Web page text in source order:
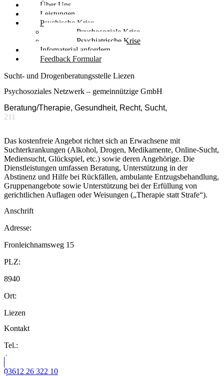
Über Uns
Leistungen
Psychische Krise
Psychosoziale Krise
Psychiatrische Krise
Infomaterial anfordern
Feedback Formular
Sucht- und Drogenberatungsstelle Liezen
Psychosoziales Netzwerk – gemeinnützige GmbH
Beratung/Therapie, Gesundheit, Recht, Sucht,
211
Das kostenfreie Angebot richtet sich an Erwachsene mit
Suchterkrankungen (Alkohol, Drogen, Medikamente, Online-Sucht,
Mediensucht, Glückspiel, etc.) sowie deren Angehörige. Die
Dienstleistungen umfassen Beratung, Unterstützung in der
Abstinenz und Hilfe bei Rückfällen, ambulante Entzugsbehandlung,
Gruppenangebote sowie Unterstützung bei der Erfüllung von
gerichtlichen Auflagen oder Weisungen („Therapie statt Strafe“).
Anschrift
Adresse:
Fronleichnamsweg 15
PLZ:
8940
Ort:
Liezen
Kontakt
Tel.:
03612 26 322 10